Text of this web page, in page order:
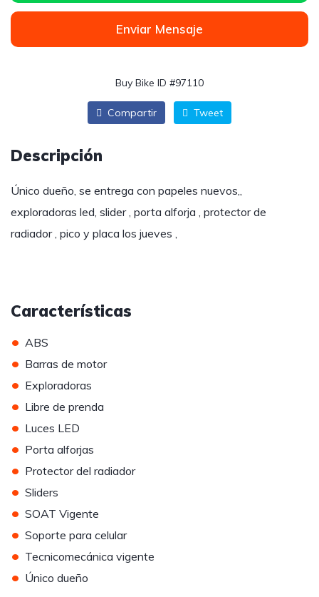
Enviar Mensaje
Buy Bike ID #97110
Compartir Tweet
Descripción
Único dueño, se entrega con papeles nuevos,,
exploradoras led, slider , porta alforja , protector de
radiador , pico y placa los jueves ,
Características
• ABS
• Barras de motor
• Exploradoras
• Libre de prenda
• Luces LED
• Porta alforjas
• Protector del radiador
• Sliders
• SOAT Vigente
• Soporte para celular
• Tecnicomecánica vigente
• Único dueño